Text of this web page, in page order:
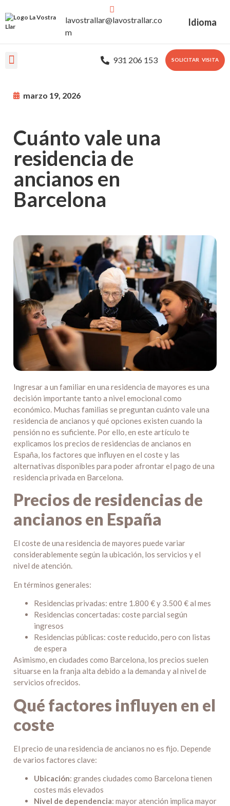
lavostrallar@lavostrallar.co
m
Idioma
931 206 153 SOLICITAR VISITA
marzo 19, 2026
Cuánto vale una
residencia de
ancianos en
Barcelona
Ingresar a un familiar en una residencia de mayores es una
decisión importante tanto a nivel emocional como
económico. Muchas familias se preguntan cuánto vale una
residencia de ancianos y qué opciones existen cuando la
pensión no es suficiente. Por ello, en este artículo te
explicamos los precios de residencias de ancianos en
España, los factores que influyen en el coste y las
alternativas disponibles para poder afrontar el pago de una
residencia privada en Barcelona.
Precios de residencias de
ancianos en España
El coste de una residencia de mayores puede variar
considerablemente según la ubicación, los servicios y el
nivel de atención.
En términos generales:
Residencias privadas: entre 1.800 € y 3.500 € al mes
Residencias concertadas: coste parcial según
ingresos
Residencias públicas: coste reducido, pero con listas
de espera
Asimismo, en ciudades como Barcelona, los precios suelen
situarse en la franja alta debido a la demanda y al nivel de
servicios ofrecidos.
Qué factores influyen en el
coste
El precio de una residencia de ancianos no es fijo. Depende
de varios factores clave:
Ubicación: grandes ciudades como Barcelona tienen
costes más elevados
Nivel de dependencia: mayor atención implica mayor